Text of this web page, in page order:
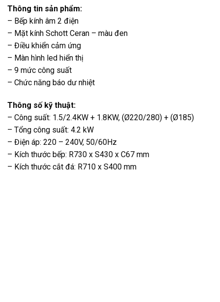
Thông tin sản phẩm:
– Bếp kính âm 2 điện
– Mặt kính Schott Ceran – màu đen
– Điều khiển cảm ứng
– Màn hình led hiển thị
– 9 mức công suất
– Chức năng báo dư nhiệt
Thông số kỹ thuật:
– Công suất: 1.5/2.4KW + 1.8KW, (Ø220/280) + (Ø185)
– Tổng công suất: 4.2 kW
– Điện áp: 220 – 240V, 50/60Hz
– Kích thước bếp: R730 x S430 x C67 mm
– Kích thước cắt đá: R710 x S400 mm